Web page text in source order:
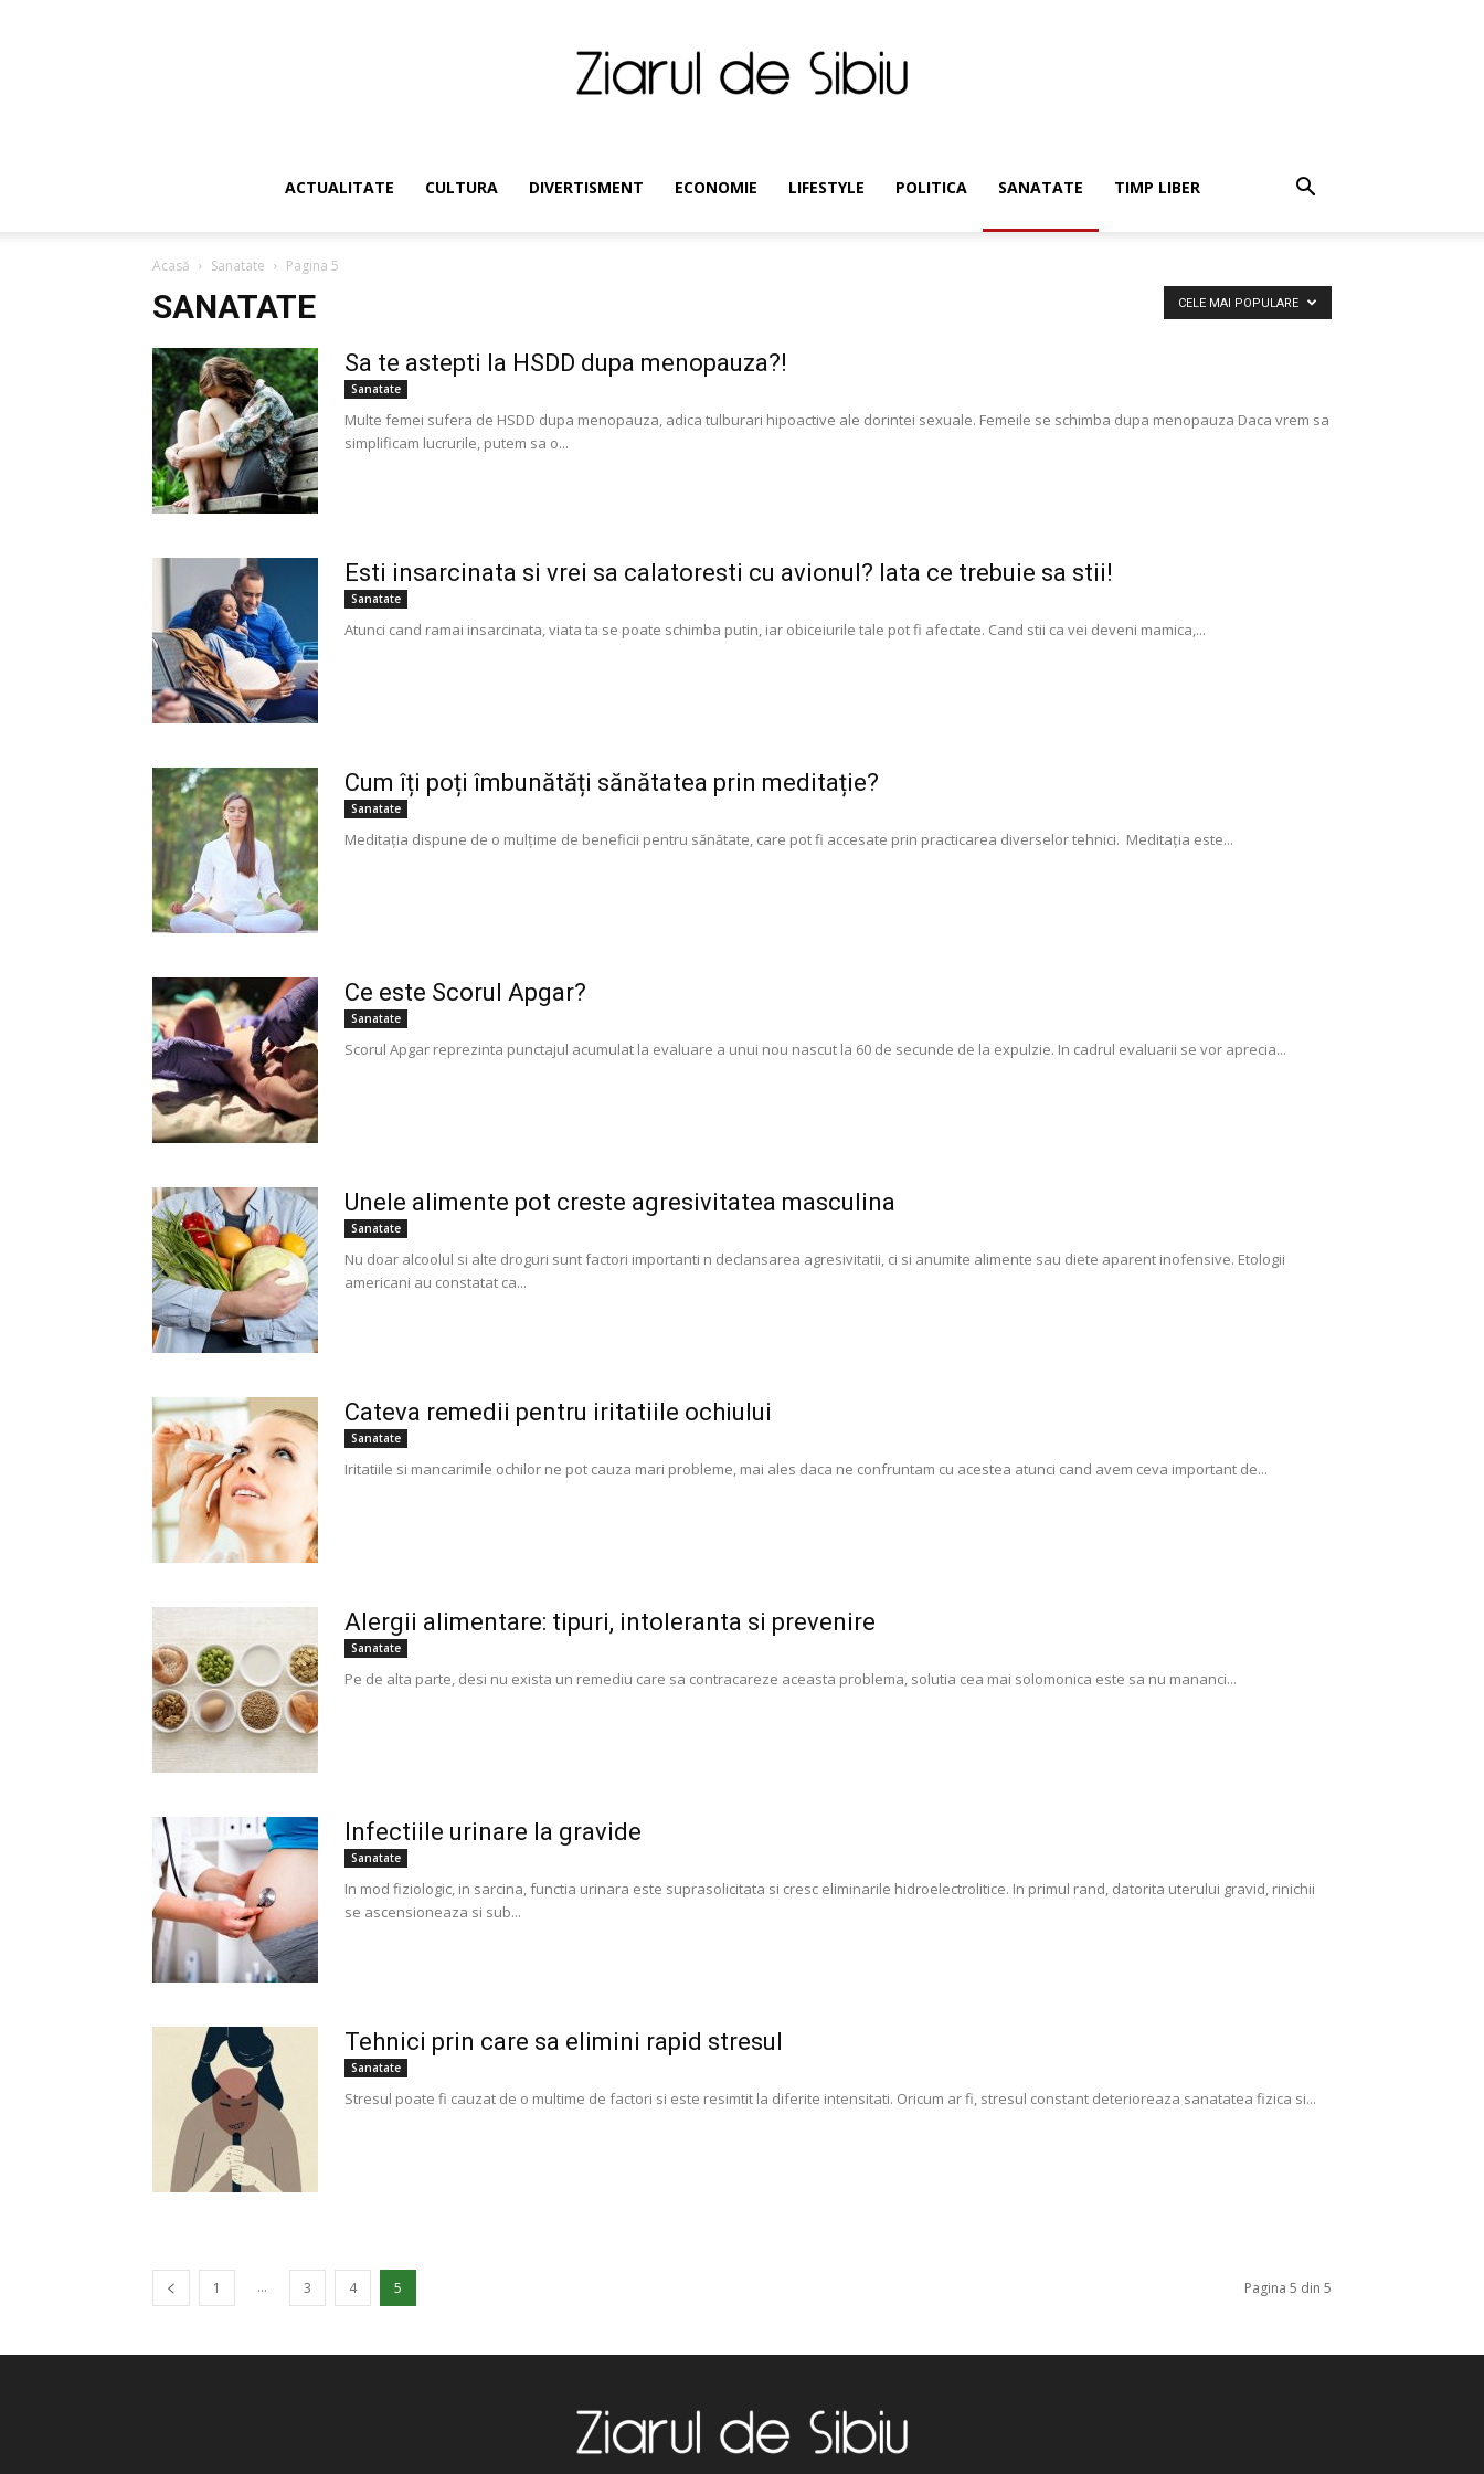
ACTUALITATE CULTURA DIVERTISMENT ECONOMIE LIFESTYLE POLITICA SANATATE TIMP LIBER
Acasă Sanatate Pagina 5
SANATATE CELE MAI POPULARE
Sa te astepti la HSDD dupa menopauza?!
Sanatate
Multe femei sufera de HSDD dupa menopauza, adica tulburari hipoactive ale dorintei sexuale. Femeile se schimba dupa menopauza Daca vrem sa
simplificam lucrurile, putem sa o...
Esti insarcinata si vrei sa calatoresti cu avionul? Iata ce trebuie sa stii!
Sanatate
Atunci cand ramai insarcinata, viata ta se poate schimba putin, iar obiceiurile tale pot fi afectate. Cand stii ca vei deveni mamica,...
Cum îți poți îmbunătăți sănătatea prin meditație?
Sanatate
Meditația dispune de o mulțime de beneficii pentru sănătate, care pot fi accesate prin practicarea diverselor tehnici. Meditația este...
Ce este Scorul Apgar?
Sanatate
Scorul Apgar reprezinta punctajul acumulat la evaluare a unui nou nascut la 60 de secunde de la expulzie. In cadrul evaluarii se vor aprecia...
Unele alimente pot creste agresivitatea masculina
Sanatate
Nu doar alcoolul si alte droguri sunt factori importanti n declansarea agresivitatii, ci si anumite alimente sau diete aparent inofensive. Etologii
americani au constatat ca...
Cateva remedii pentru iritatiile ochiului
Sanatate
Iritatiile si mancarimile ochilor ne pot cauza mari probleme, mai ales daca ne confruntam cu acestea atunci cand avem ceva important de...
Alergii alimentare: tipuri, intoleranta si prevenire
Sanatate
Pe de alta parte, desi nu exista un remediu care sa contracareze aceasta problema, solutia cea mai solomonica este sa nu mananci...
Infectiile urinare la gravide
Sanatate
In mod fiziologic, in sarcina, functia urinara este suprasolicitata si cresc eliminarile hidroelectrolitice. In primul rand, datorita uterului gravid, rinichii
se ascensioneaza si sub...
Tehnici prin care sa elimini rapid stresul
Sanatate
Stresul poate fi cauzat de o multime de factori si este resimtit la diferite intensitati. Oricum ar fi, stresul constant deterioreaza sanatatea fizica si...
1 ... 3 4 5 Pagina 5 din 5